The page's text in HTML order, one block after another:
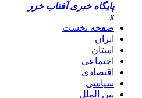
پایگاه خبری آفتاب خزر
x
صفحه نخست
ایران
استان
اجتماعی
اقتصادی
سیاسی
بین الملل